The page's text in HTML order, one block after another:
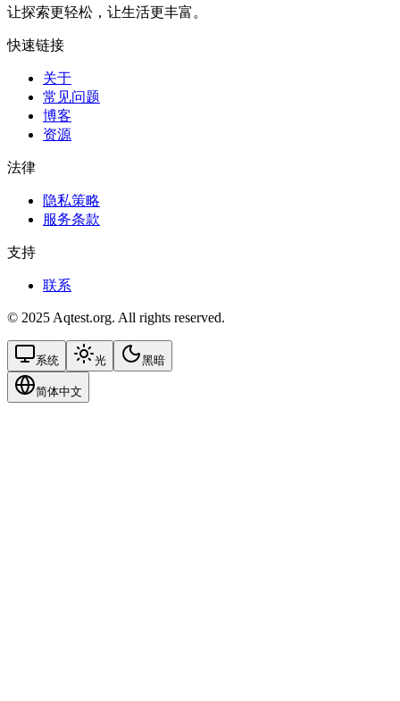
让探索更轻松，让生活更丰富。
快速链接
关于
常见问题
博客
资源
法律
隐私策略
服务条款
支持
联系
© 2025 Aqtest.org. All rights reserved.
系统 光 黑暗
简体中文